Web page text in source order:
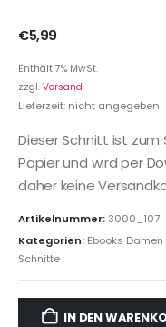
€5,99
Enthält 7% MwSt.
zzgl. Versand
Lieferzeit: nicht angegeben
Dieser Schnitt ist zum
Papier und wird per
daher keine
Artikelnummer:3000_107
Kategorien: Ebooks
Schnitte
IN DEN